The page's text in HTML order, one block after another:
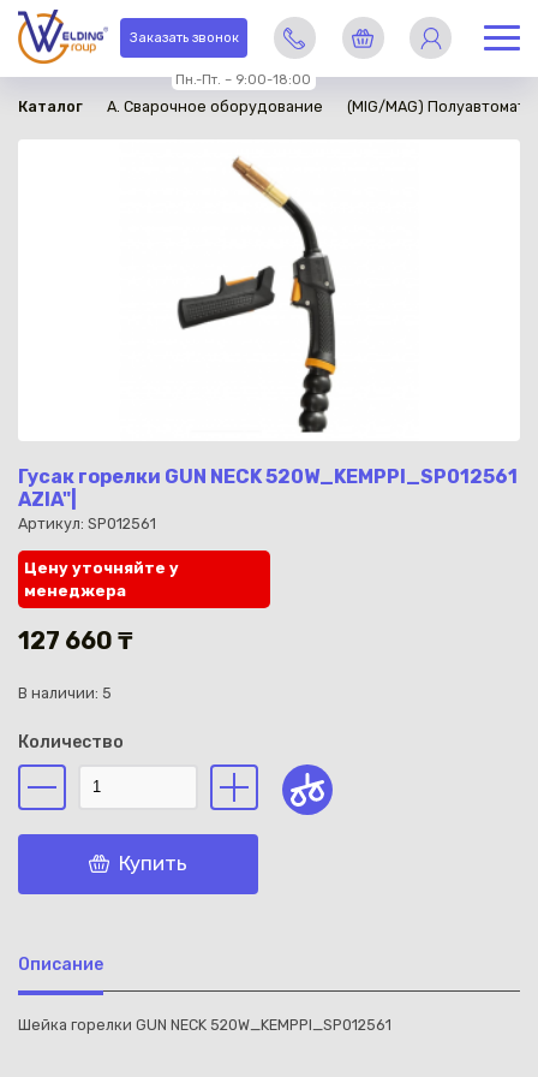
Заказать звонок
Пн.-Пт. – 9:00-18:00
Каталог A. Сварочное оборудование (MIG/MAG)
Гусак горелки GUN NECK 520W_KEMPPI_SP012561
AZIA"|
Артикул: SP012561
в наличии
Цену уточняйте у
менеджера
127 660 ₸
В наличии: 5
Количество
Купить
Описание
Шейка горелки GUN NECK 520W_KEMPPI_SP012561